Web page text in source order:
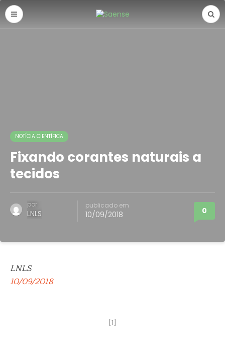
NOTÍCIA CIENTÍFICA
Fixando corantes naturais a
tecidos
por
LNLS
publicado em
10/09/2018 0
LNLS
10/09/2018
[1]